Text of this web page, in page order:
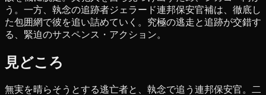
う。一方、執念の追跡者ジェラード連邦保安官補は、徹底し
た包囲網で彼を追い詰めていく。究極の逃走と追跡が交錯す
る、緊迫のサスペンス・アクション。
見どころ
無実を晴らそうとする逃亡者と、執念で追う連邦保安官。二